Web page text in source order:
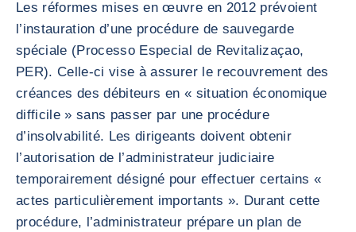
Les réformes mises en œuvre en 2012 prévoient
l’instauration d’une procédure de sauvegarde
spéciale (Processo Especial de Revitalizaçao,
PER). Celle-ci vise à assurer le recouvrement des
créances des débiteurs en « situation économique
difficile » sans passer par une procédure
d’insolvabilité. Les dirigeants doivent obtenir
l’autorisation de l’administrateur judiciaire
temporairement désigné pour effectuer certains «
actes particulièrement importants ». Durant cette
procédure, l’administrateur prépare un plan de